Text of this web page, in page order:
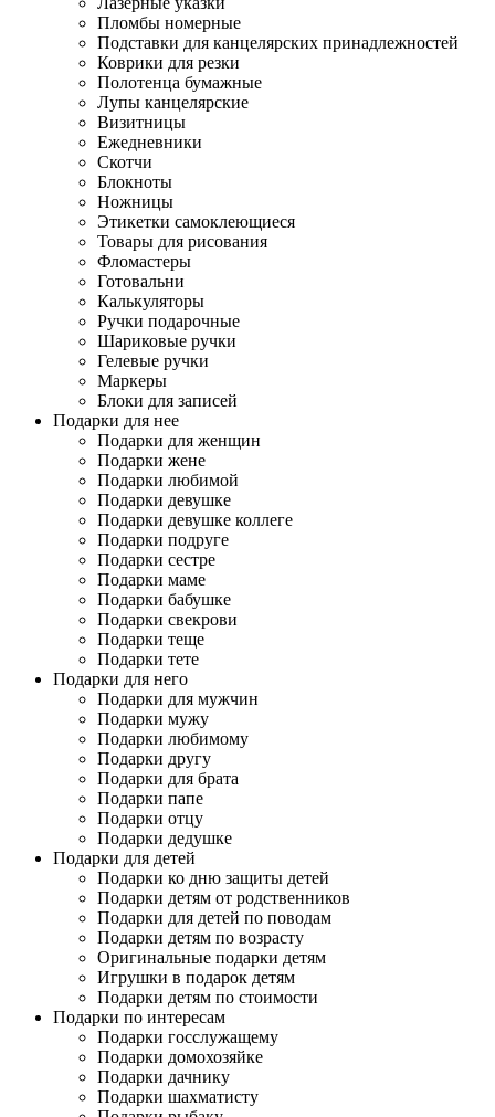
Пломбы номерные
Подставки для канцелярских принадлежностей
Коврики для резки
Полотенца бумажные
Лупы канцелярские
Визитницы
Ежедневники
Скотчи
Блокноты
Ножницы
Этикетки самоклеющиеся
Товары для рисования
Фломастеры
Готовальни
Калькуляторы
Ручки подарочные
Шариковые ручки
Гелевые ручки
Маркеры
Блоки для записей
Подарки для нее
Подарки для женщин
Подарки жене
Подарки любимой
Подарки девушке
Подарки девушке коллеге
Подарки подруге
Подарки сестре
Подарки маме
Подарки бабушке
Подарки свекрови
Подарки теще
Подарки тете
Подарки для него
Подарки для мужчин
Подарки мужу
Подарки любимому
Подарки другу
Подарки для брата
Подарки папе
Подарки отцу
Подарки дедушке
Подарки для детей
Подарки ко дню защиты детей
Подарки детям от родственников
Подарки для детей по поводам
Подарки детям по возрасту
Оригинальные подарки детям
Игрушки в подарок детям
Подарки детям по стоимости
Подарки по интересам
Подарки госслужащему
Подарки домохозяйке
Подарки дачнику
Подарки шахматисту